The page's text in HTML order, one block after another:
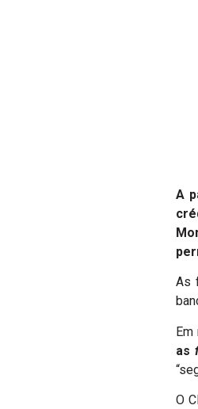
A
As
Em
as
O